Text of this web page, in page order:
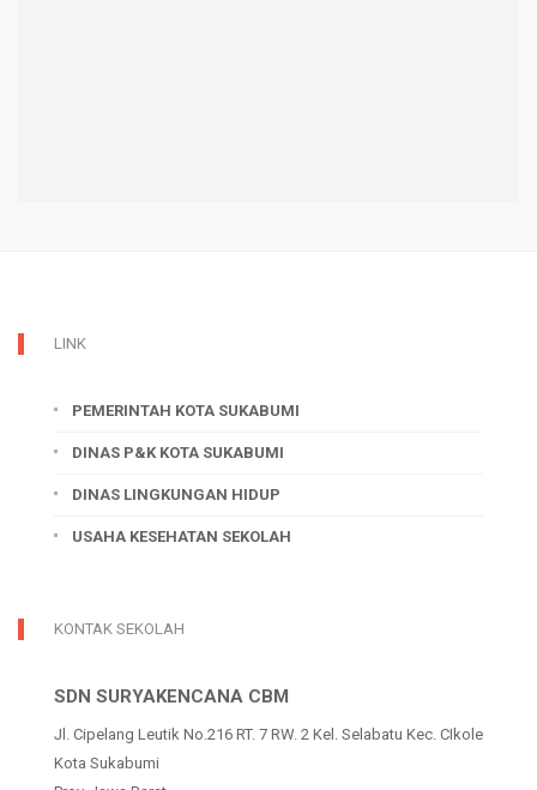
LINK
PEMERINTAH KOTA SUKABUMI
DINAS P&K KOTA SUKABUMI
DINAS LINGKUNGAN HIDUP
USAHA KESEHATAN SEKOLAH
KONTAK SEKOLAH
SDN SURYAKENCANA CBM
Jl. Cipelang Leutik No.216 RT. 7 RW. 2 Kel. Selabatu Kec. CIkole
Kota Sukabumi